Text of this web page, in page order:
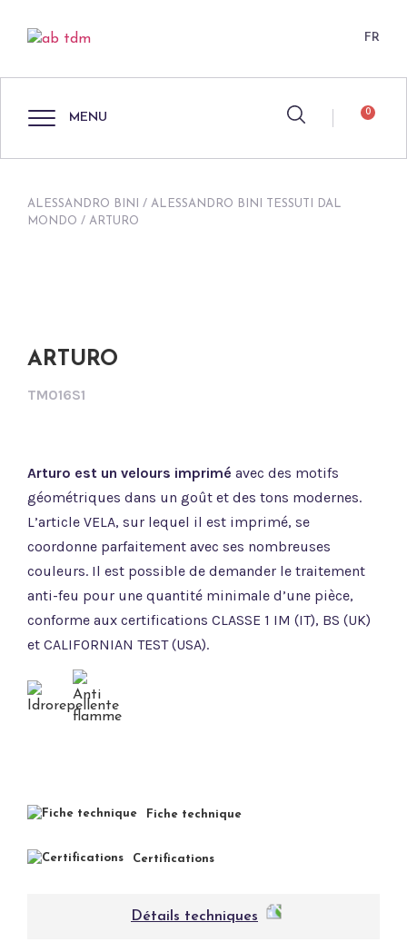
FR
MENU 0
ALESSANDRO BINI / ALESSANDRO BINI TESSUTI DAL
MONDO / ARTURO
ARTURO
TM016S1
Arturo est un velours imprimé avec des motifs
géométriques dans un goût et des tons modernes.
L’article VELA, sur lequel il est imprimé, se
coordonne parfaitement avec ses nombreuses
couleurs. Il est possible de demander le traitement
anti-feu pour une quantité minimale d’une pièce,
conforme aux certifications CLASSE 1 IM (IT), BS (UK)
et CALIFORNIAN TEST (USA).
Fiche technique
Certifications
Détails techniques